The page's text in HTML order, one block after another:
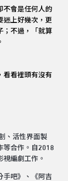
不會是任何人的
迷上好幾次，更
；不過，「就算
看看裡頭有沒有
、活性界面製
等合作。自2018
編劇⼯作。
手吧》、《阿吉